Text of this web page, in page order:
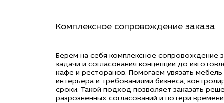
Комплексное сопровождение заказа
Берем на себя комплексное сопровождение
задачи и согласования концепции до
кафе и ресторанов. Помогаем увязать
интерьера и требованиями бизнеса,
сроки. Такой подход позволяет заказать
разрозненных согласований и потери